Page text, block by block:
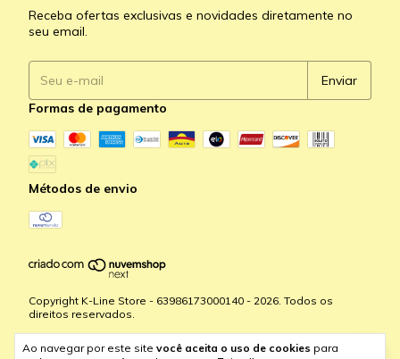
Ao navegar por este site você aceita o uso de cookies para
Receba ofertas exclusivas e novidades diretamente no
seu email.
Formas de pagamento
Métodos de envio
Copyright K-Line Store - 63986173000140 - 2026. Todos os
direitos reservados.